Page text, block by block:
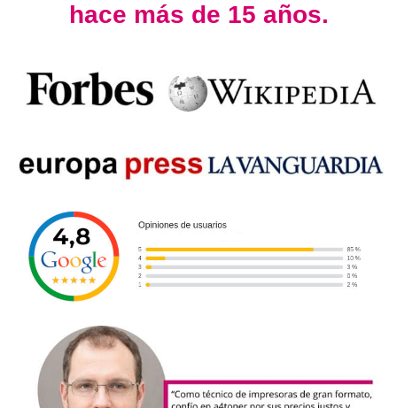
hace más de 15 años.